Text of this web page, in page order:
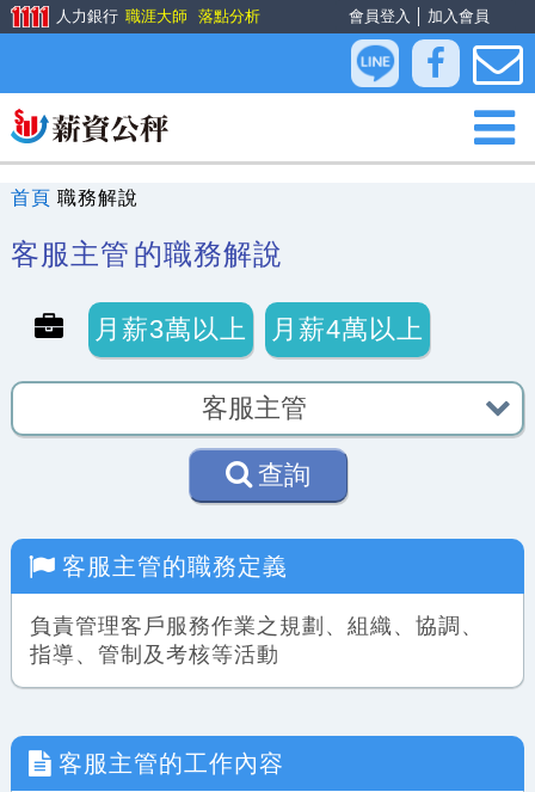
會員登入 加入會員
人力銀行 職涯大師 落點分析
首頁 職務解說
客服主管 的職務解說
月薪3萬以上 月薪4萬以上
查詢
客服主管的職務定義
負責管理客戶服務作業之規劃、組織、協調、
指導、管制及考核等活動
客服主管的工作內容